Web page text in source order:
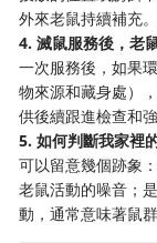
外來老鼠持續補充
4. 滅鼠服務後，老
一次服務後，如果
物來源和藏身處）
供後續跟進檢查和
5. 如何判斷我家裡
可以留意幾個跡象
老鼠活動的噪音；
動，通常意味著鼠